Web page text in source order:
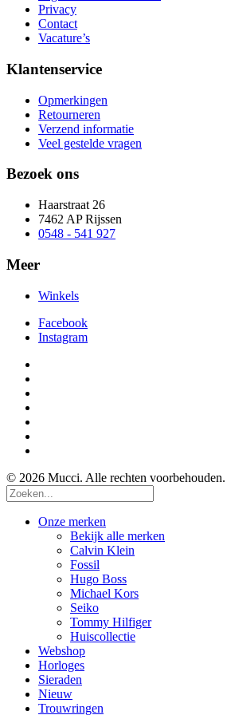
Privacy
Contact
Vacature’s
Klantenservice
Opmerkingen
Retourneren
Verzend informatie
Veel gestelde vragen
Bezoek ons
Haarstraat 26
7462 AP Rijssen
0548 - 541 927
Meer
Winkels
Facebook
Instagram
© 2026 Mucci. Alle rechten voorbehouden.
Onze merken
Bekijk alle merken
Calvin Klein
Fossil
Hugo Boss
Michael Kors
Seiko
Tommy Hilfiger
Huiscollectie
Webshop
Horloges
Sieraden
Nieuw
Trouwringen